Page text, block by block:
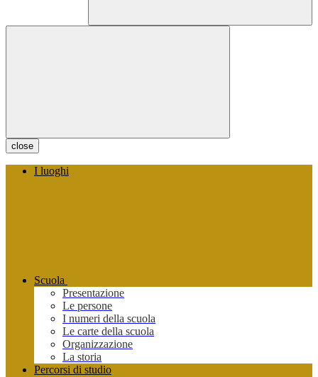
close
I luoghi
Scuola
Presentazione
Le persone
I numeri della scuola
Le carte della scuola
Organizzazione
La storia
Percorsi di studio